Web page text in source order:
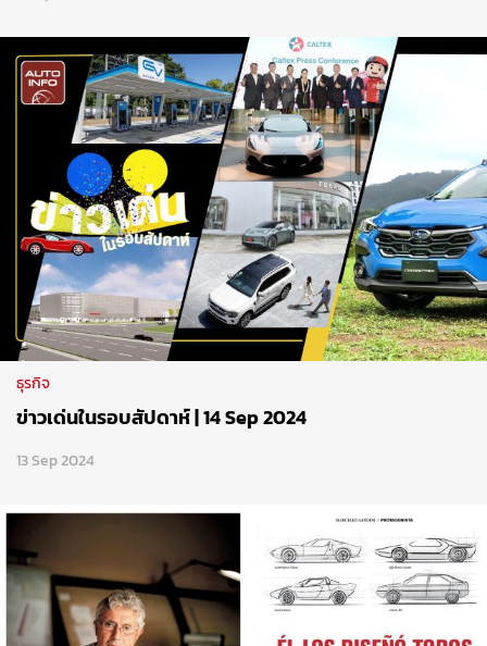
ธุรกิจ
ข่าวเด่นในรอบสัปดาห์ | 14 Sep 2024
13 Sep 2024